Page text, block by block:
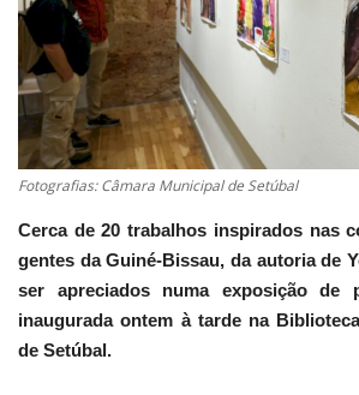
Estatuto Editorial
Saúde
Ficha técnica
Cultura
Lazer
Ambiente
Fotografias: Câmara Municipal de Setúbal
Cerca de 20 trabalhos inspirados nas
gentes da Guiné-Bissau, da autoria de
ser apreciados numa exposição de
inaugurada ontem à tarde na
de Setúbal.